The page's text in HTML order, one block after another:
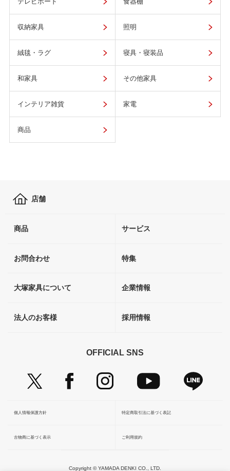
収納家具 照明
絨毯・ラグ 寝具・寝装品
和家具 その他家具
インテリア雑貨 家電
商品
店舗
商品 サービス
お問合わせ 特集
大塚家具について 企業情報
法人のお客様 採用情報
OFFICIAL SNS
個人情報保護方針 特定商取引法に基づく表記
古物商に基づく表示 ご利用規約
Copyright © YAMADA DENKI CO., LTD.